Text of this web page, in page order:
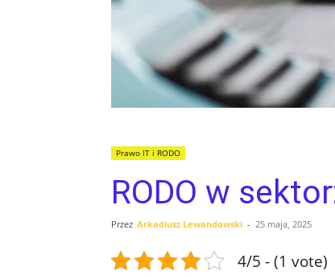
Prawo IT i RODO
RODO w
Przez Arkadiusz Lewandowski - 25 maja, 2025
4/5 - (1 vote)